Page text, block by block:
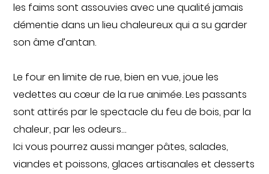
les faims sont assouvies avec une qualité jamais
démentie dans un lieu chaleureux qui a su garder
son âme d’antan.
Le four en limite de rue, bien en vue, joue les
vedettes au cœur de la rue animée. Les passants
sont attirés par le spectacle du feu de bois, par la
chaleur, par les odeurs…
Ici vous pourrez aussi manger pâtes, salades,
viandes et poissons, glaces artisanales et desserts